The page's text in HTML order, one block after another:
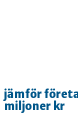
jämför
miljoner kr